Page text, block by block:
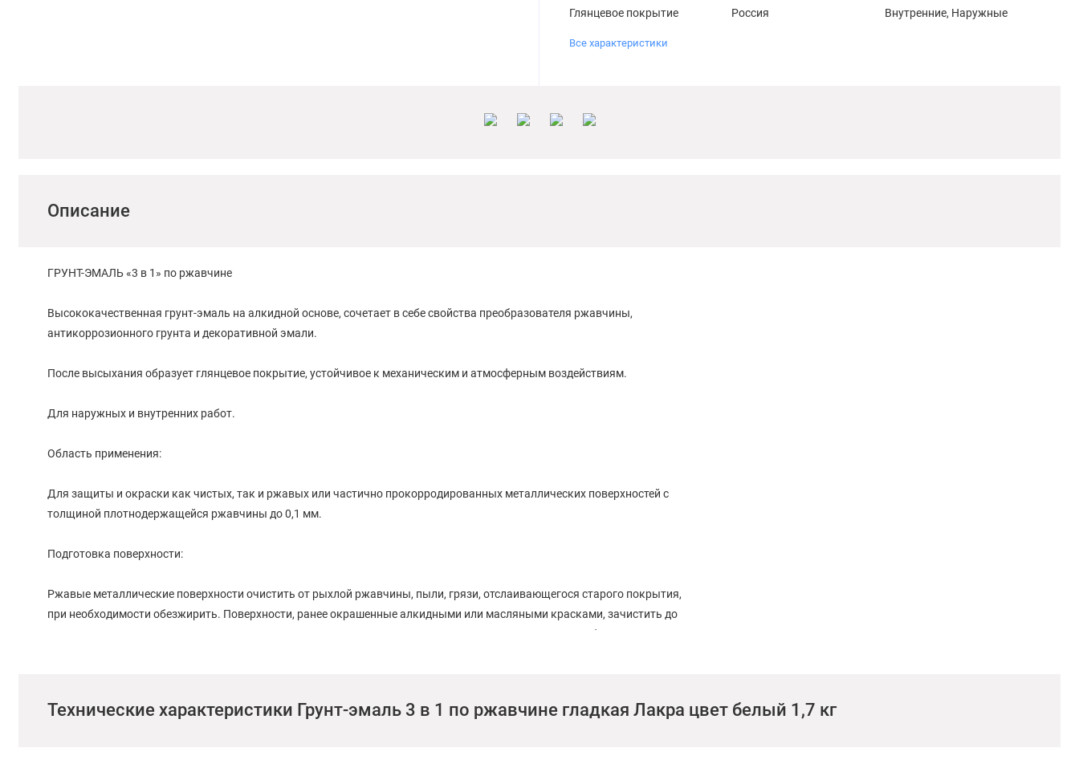
Глянцевое покрытие Россия Внутренние, Наружные
Все характеристики
Описание
ГРУНТ-ЭМАЛЬ «3 в 1» по ржавчине
Высококачественная грунт-эмаль на алкидной основе, сочетает в себе свойства преобразователя ржавчины,
антикоррозионного грунта и декоративной эмали.
После высыхания образует глянцевое покрытие, устойчивое к механическим и атмосферным воздействиям.
Для наружных и внутренних работ.
Область применения:
Для защиты и окраски как чистых, так и ржавых или частично прокорродированных металлических поверхностей с
толщиной плотнодержащейся ржавчины до 0,1 мм.
Подготовка поверхности:
Ржавые металлические поверхности очистить от рыхлой ржавчины, пыли, грязи, отслаивающегося старого покрытия,
при необходимости обезжирить. Поверхности, ранее окрашенные алкидными или масляными красками, зачистить до
матового состояния, проверить на совместимость и прочность. Для этого рекомендуется сделать пробное
от минус 10°С до 30°С в 1-2 слоя с промежуточной сушкой. В дальнейшем, на поверхность, окрашенную грунт-эмалью,
Технические характеристики Грунт-эмаль 3 в 1 по ржавчине гладкая Лакра цвет белый 1,7 кг